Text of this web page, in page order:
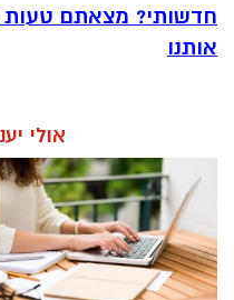
חדשותי? מצאתם
אותנו
אולי